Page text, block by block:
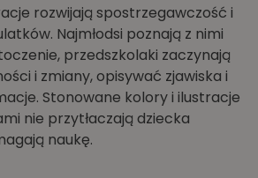
rozwijają spostrzegawczość i
Najmłodsi poznają z nimi
przedszkolaki zaczynają
i zmiany, opisywać zjawiska i
Stonowane kolory i ilustracje
nie przytłaczają dziecka
naukę.